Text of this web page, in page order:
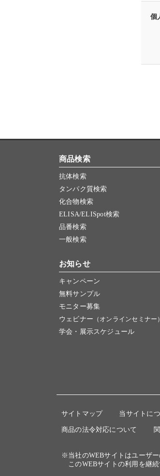
個
商品検索
抗体検索
タンパク質検索
化合物検索
ELISA/ELISpot検索
品番検索
一般検索
お知らせ
キャンペーン
無料サンプル
モニター募集
ウェビナー （オンラインセミナー）
学会・展示スケジュール
サイトマップ 当サイトに
商品の法令対応について
※当社のWEBサイトはユーザ
このWEBサイトの利用を継続